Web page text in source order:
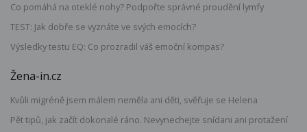
Co pomáhá na oteklé nohy? Podpořte správné proudění lymfy
TEST: Jak dobře se vyznáte ve svých emocích?
Výsledky testu EQ: Co prozradil váš emoční kompas?
Žena-in.cz
Kvůli migréně jsem málem neměla ani děti, svěřuje se Helena
Pět tipů, jak začít dokonalé ráno. Nevynechejte snídani ani protažení